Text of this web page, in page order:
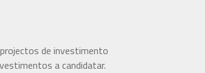
de investimento
a candidatar.